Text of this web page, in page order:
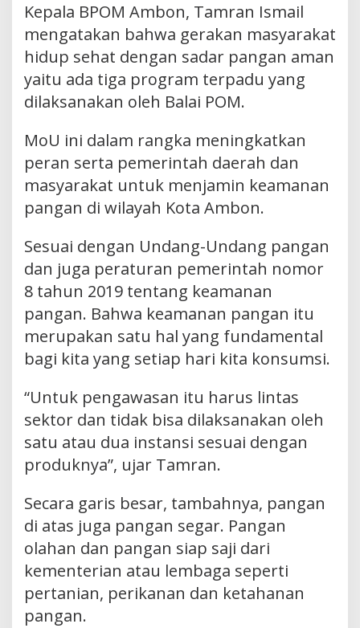
Kepala BPOM Ambon, Tamran Ismail
mengatakan bahwa gerakan masyarakat
hidup sehat dengan sadar pangan aman
yaitu ada tiga program terpadu yang
dilaksanakan oleh Balai POM.
MoU ini dalam rangka meningkatkan
peran serta pemerintah daerah dan
masyarakat untuk menjamin keamanan
pangan di wilayah Kota Ambon.
Sesuai dengan Undang-Undang pangan
dan juga peraturan pemerintah nomor
8 tahun 2019 tentang keamanan
pangan. Bahwa keamanan pangan itu
merupakan satu hal yang fundamental
bagi kita yang setiap hari kita konsumsi.
“Untuk pengawasan itu harus lintas
sektor dan tidak bisa dilaksanakan oleh
satu atau dua instansi sesuai dengan
produknya”, ujar Tamran.
Secara garis besar, tambahnya, pangan
di atas juga pangan segar. Pangan
olahan dan pangan siap saji dari
kementerian atau lembaga seperti
pertanian, perikanan dan ketahanan
pangan.